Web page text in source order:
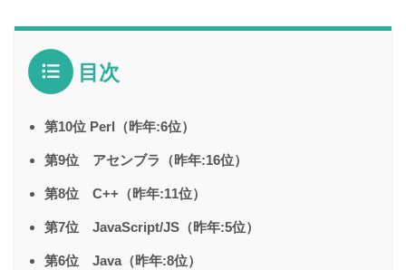
目次
第10位 Perl（昨年:6位）
第9位 アセンブラ（昨年:16位）
第8位 C++（昨年:11位）
第7位 JavaScript/JS（昨年:5位）
第6位 Java（昨年:8位）